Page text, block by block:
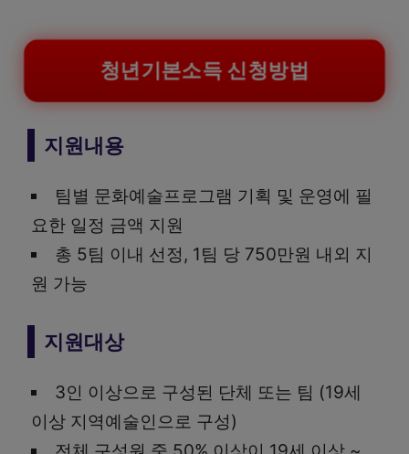
청년기본소득 신청방법
지원내용
팀별 문화예술프로그램 기획 및 운영에 필
요한 일정 금액 지원
총 5팀 이내 선정, 1팀 당 750만원 내외 지
원 가능
지원대상
3인 이상으로 구성된 단체 또는 팀 (19세
이상 지역예술인으로 구성)